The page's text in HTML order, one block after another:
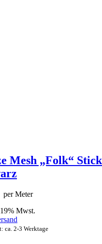
Mesh „Folk“
per Meter
Mwst.
ca. 2-3 Werktage